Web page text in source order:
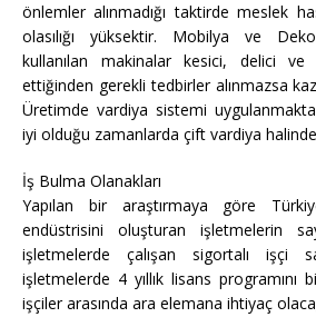
önlemler alınmadığı taktirde meslek
olasılığı yüksektir. Mobilya ve
kullanılan makinalar kesici, delici
ettiğinden gerekli tedbirler alınmazsa
Üretimde vardiya sistemi
iyi olduğu zamanlarda çift vardiya halinde
İş Bulma Olanakları
Yapılan bir araştırmaya göre
endüstrisini oluşturan işletmelerin
işletmelerde çalışan sigortalı işçi
işletmelerde 4 yıllık lisans programını
işçiler arasında ara elemana ihtiyaç